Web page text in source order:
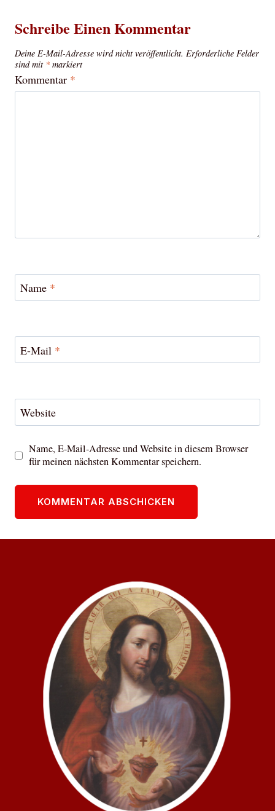
Schreibe Einen Kommentar
Deine E-Mail-Adresse wird nicht veröffentlicht. Erforderliche Felder
sind mit * markiert
Kommentar *
Name *
E-Mail *
Website
Name, E-Mail-Adresse und Website in diesem Browser
für meinen nächsten Kommentar speichern.